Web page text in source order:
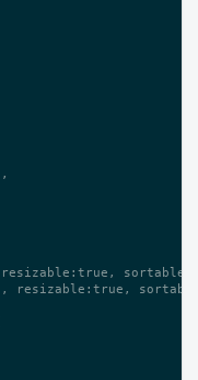
,
true , sortable:
, resizable: true ,